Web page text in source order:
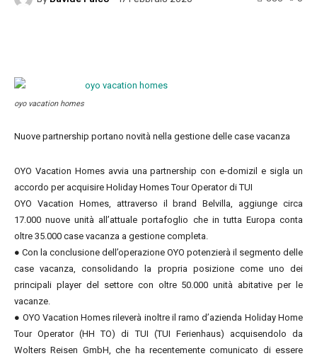
oyo vacation homes
Nuove partnership portano novità nella gestione delle case vacanza
OYO Vacation Homes avvia una partnership con e-domizil e sigla un
accordo per acquisire Holiday Homes Tour Operator di TUI
OYO Vacation Homes, attraverso il brand Belvilla, aggiunge circa
17.000 nuove unità all’attuale portafoglio che in tutta Europa conta
oltre 35.000 case vacanza a gestione completa.
● Con la conclusione dell’operazione OYO potenzierà il segmento delle
case vacanza, consolidando la propria posizione come uno dei
principali player del settore con oltre 50.000 unità abitative per le
vacanze.
● OYO Vacation Homes rileverà inoltre il ramo d’azienda Holiday Home
Tour Operator (HH TO) di TUI (TUI Ferienhaus) acquisendolo da
Wolters Reisen GmbH, che ha recentemente comunicato di essere